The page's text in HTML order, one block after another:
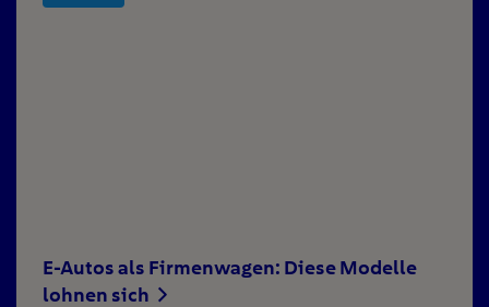
E-Autos als Firmenwagen: Diese Modelle
lohnen sich